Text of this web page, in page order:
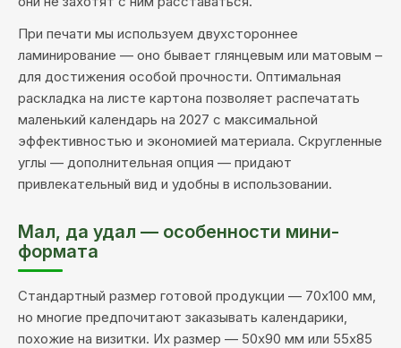
При печати мы используем двухстороннее
ламинирование — оно бывает глянцевым или матовым –
для достижения особой прочности. Оптимальная
раскладка на листе картона позволяет распечатать
маленький календарь на 2027 с максимальной
эффективностью и экономией материала. Скругленные
углы — дополнительная опция — придают
привлекательный вид и удобны в использовании.
Мал, да удал — особенности мини-
формата
Стандартный размер готовой продукции — 70х100 мм,
но многие предпочитают заказывать календарики,
похожие на визитки. Их размер — 50х90 мм или 55х85